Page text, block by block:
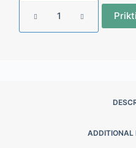
ADDITIONAL